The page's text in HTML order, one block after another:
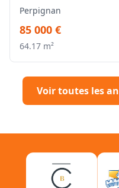
Perpignan
85 000 €
64.17 m²
Voir toutes les